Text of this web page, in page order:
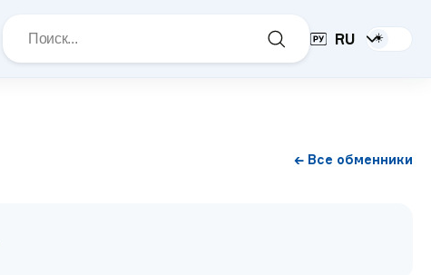
RU ☀️
← Все обменники